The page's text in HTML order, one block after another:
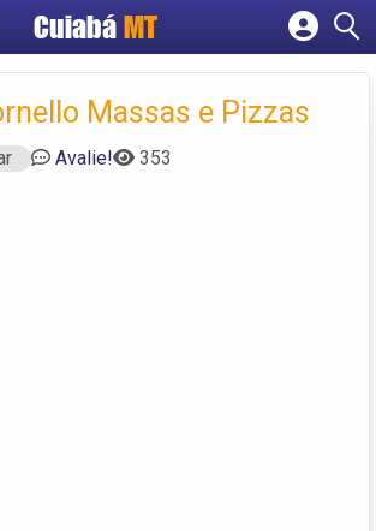
Cuiabá MT
Cadastrar empresa
Criar conta
Massas e Pizzas
Avalie! 353